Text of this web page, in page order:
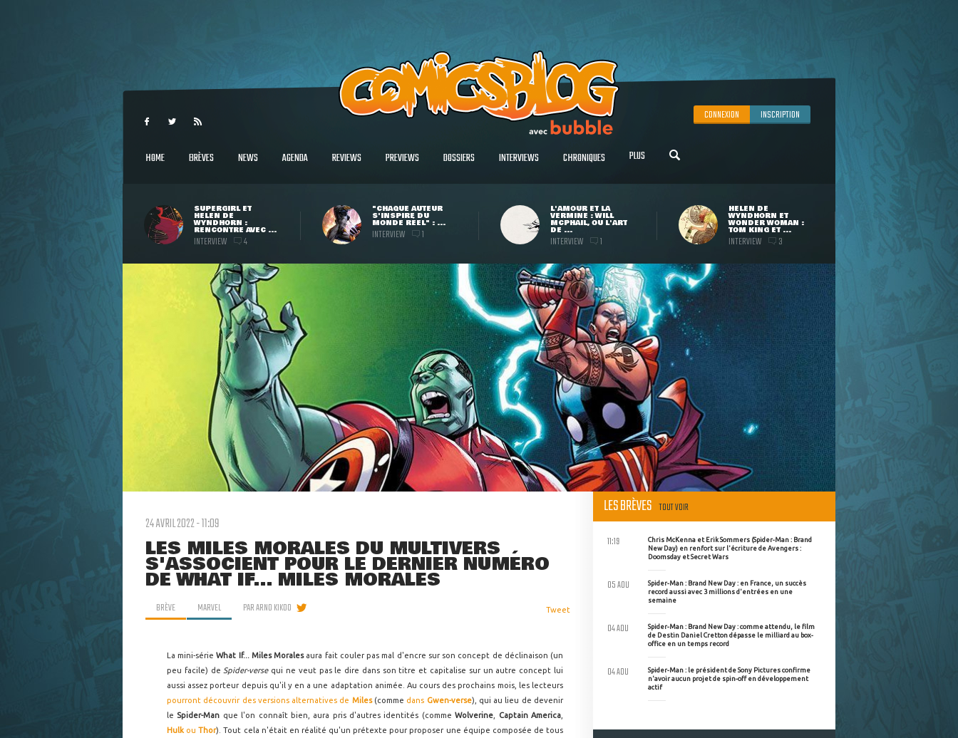
CONNEXION INSCRIPTION
HOME BRÈVES NEWS AGENDA REVIEWS PREVIEWS DOSSIERS INTERVIEWS CHRONIQUES PLUS
SUPERGIRL ET
HELEN DE
WYNDHORN :
RENCONTRE AVEC ...
INTERVIEW 4
"CHAQUE AUTEUR
S'INSPIRE DU
MONDE RÉEL" : ...
INTERVIEW 1
L'AMOUR ET LA
VERMINE : WILL
MCPHAIL, OU L'ART
DE ...
INTERVIEW 1
HELEN DE
WYNDHORN ET
WONDER WOMAN :
TOM KING ET ...
INTERVIEW 3
24 AVRIL 2022 - 11:09
LES MILES MORALES DU MULTIVERS
S'ASSOCIENT POUR LE DERNIER NUMÉRO
DE WHAT IF... MILES MORALES
BRÈVE MARVEL PARARNO KIKOO Tweet
La mini-sérieWhat If... Miles Morales aura fait couler pas mal d'encre sur son concept de déclinaison (un
peu facile) de Spider-verse qui ne veut pas le dire dans son titre et capitalise sur un autre concept lui
aussi assez porteur depuis qu'il y en a une adaptation animée. Au cours des prochains mois, les lecteurs
pourront découvrir des versions alternatives de Miles (comme dans Gwen-verse), qui au lieu de devenir
le Spider-Man que l'on connaît bien, aura pris d'autres identités (commeWolverine Captain America
Hulk ouThor). Tout cela n'était en réalité qu'un prétexte pour proposer une équipe composée de tous
LES BRÈVES TOUT VOIR
Chris McKenna et Erik Sommers (Spider-Man : Brand
New Day) en renfort sur l'écriture de Avengers :
Doomsday et Secret Wars
11:19
Spider-Man : Brand New Day : en France, un succès
record aussi avec 3 millions d'entrées en une
semaine
05 AOU
Spider-Man : Brand New Day : comme attendu, le film
de Destin Daniel Cretton dépasse le milliard au box-
office en un temps record
04 AOU
Spider-Man : le président de Sony Pictures confirme
n'avoir aucun projet de spin-off en développement
actif
04 AOU